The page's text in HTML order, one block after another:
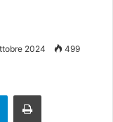
2024 499
Telegram